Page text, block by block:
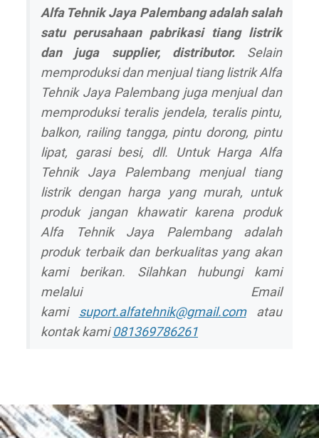
Alfa Tehnik Jaya Palembang adalah salah
satu perusahaan pabrikasi tiang listrik
dan juga supplier, distributor.Selain
memproduksi dan menjual tiang listrik Alfa
Tehnik Jaya Palembang juga menjual dan
memproduksi teralis jendela, teralis pintu,
balkon, railing tangga, pintu dorong, pintu
lipat, garasi besi, dll. Untuk Harga Alfa
Tehnik Jaya Palembang menjual tiang
listrik dengan harga yang murah, untuk
produk jangan khawatir karena produk
Alfa Tehnik Jaya Palembang adalah
produk terbaik dan berkualitas yang akan
kami berikan. Silahkan hubungi kami
melalui Email
kami suport.alfatehnik@gmail.comatau
kontak kami081369786261